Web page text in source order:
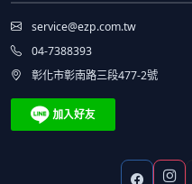
service@ezp.com.tw
04-7388393
彰化市彰南路三段477-2號